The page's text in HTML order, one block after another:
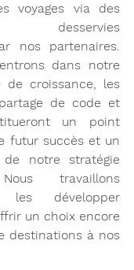
voyages via des
desservies
nos partenaires.
dans notre
de croissance, les
de code et
un point
futur succès et un
notre stratégie
travaillons
développer
un choix encore
destinations à nos